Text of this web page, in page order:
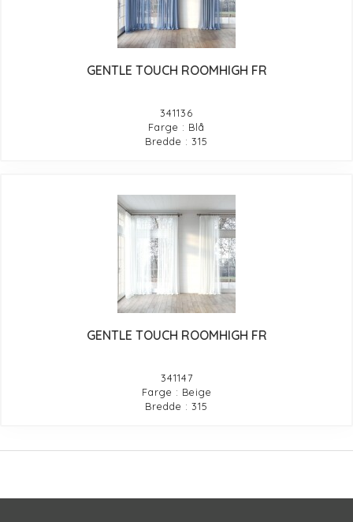
GENTLE TOUCH ROOMHIGH FR
341136
Farge : Blå
Bredde : 315
GENTLE TOUCH ROOMHIGH FR
341147
Farge : Beige
Bredde : 315